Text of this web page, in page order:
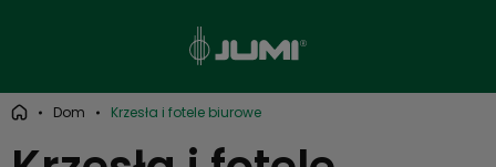
Dom Krzesła i fotele biurowe